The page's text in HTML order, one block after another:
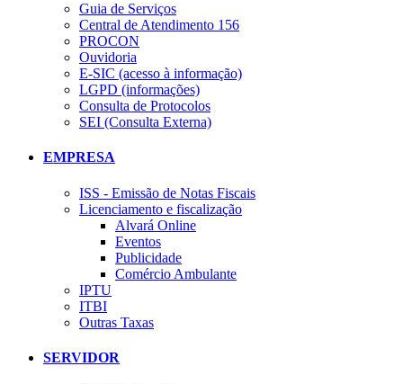
Guia de Serviços
Central de Atendimento 156
PROCON
Ouvidoria
E-SIC (acesso à informação)
LGPD (informações)
Consulta de Protocolos
SEI (Consulta Externa)
EMPRESA
ISS - Emissão de Notas Fiscais
Licenciamento e fiscalização
Alvará Online
Eventos
Publicidade
Comércio Ambulante
IPTU
ITBI
Outras Taxas
SERVIDOR